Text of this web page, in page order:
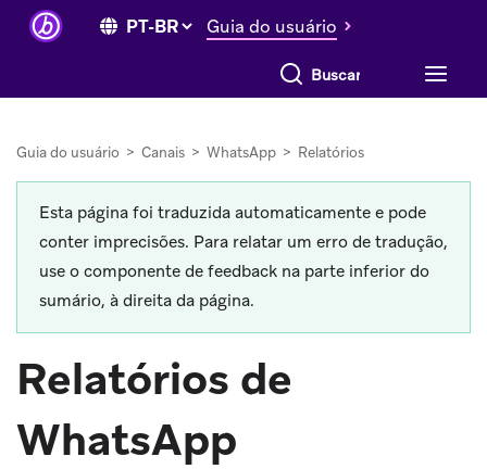
Guia do usuário
Buscar tudo
Guia do usuário > Canais > WhatsApp > Relatórios
Esta página foi traduzida automaticamente e pode
conter imprecisões. Para relatar um erro de tradução,
use o componente de feedback na parte inferior do
sumário, à direita da página.
Relatórios de
WhatsApp